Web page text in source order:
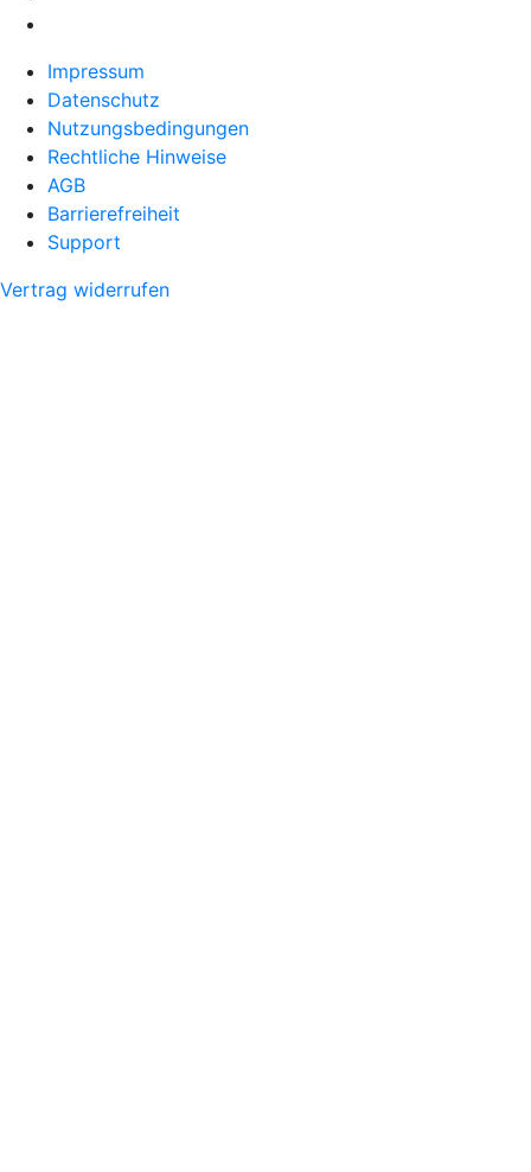
Impressum
Datenschutz
Nutzungsbedingungen
Rechtliche Hinweise
AGB
Barrierefreiheit
Support
Vertrag widerrufen